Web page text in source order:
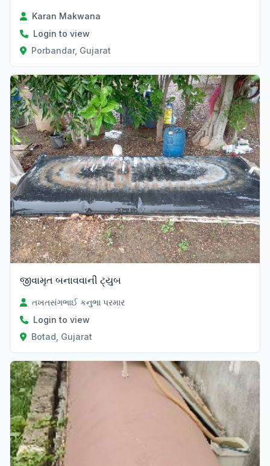
Karan Makwana
Login to view
Porbandar, Gujarat
જીવામૃત બનાવવાની ટ્યુબ
તખતસંગભાઈ કનુભા પરમાર
Login to view
Botad, Gujarat